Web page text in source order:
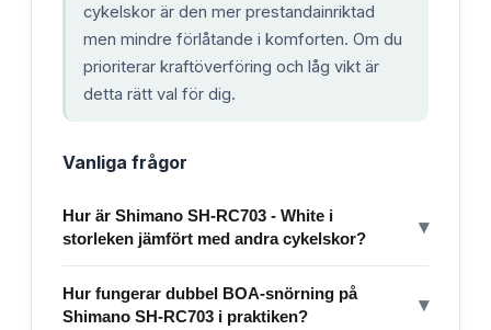
cykelskor är den mer prestandainriktad
men mindre förlåtande i komforten. Om du
prioriterar kraftöverföring och låg vikt är
detta rätt val för dig.
Vanliga frågor
Hur är Shimano SH-RC703 - White i
storleken jämfört med andra cykelskor?
▾
Hur fungerar dubbel BOA-snörning på
Shimano SH-RC703 i praktiken?
▾